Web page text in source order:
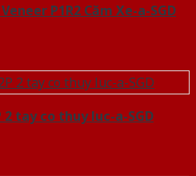
P1R2 Căm Xe-a-SGD
2 tay co thuy luc-a-SGD